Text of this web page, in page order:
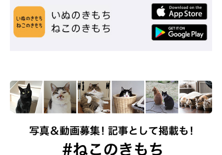
さんに、レオナルドくんへの現在の思いを最後に伺いました。
飼い主さん：
う』って思っています」
取材・文／COCO
※この記事は投稿者さまに取材し、了承の上制作したものです。